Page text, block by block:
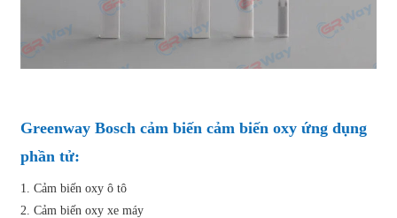
Greenway Bosch cảm biến cảm biến oxy ứng dụng
phần tử:
1. Cảm biến oxy ô tô
2. Cảm biến oxy xe máy